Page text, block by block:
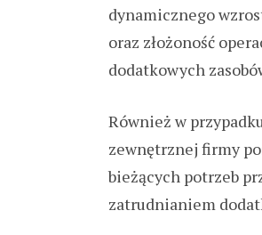
dynamicznego
oraz złożoność
dodatkowych
Również w
zewnętrznej firmy
bieżących potrzeb
zatrudnianiem